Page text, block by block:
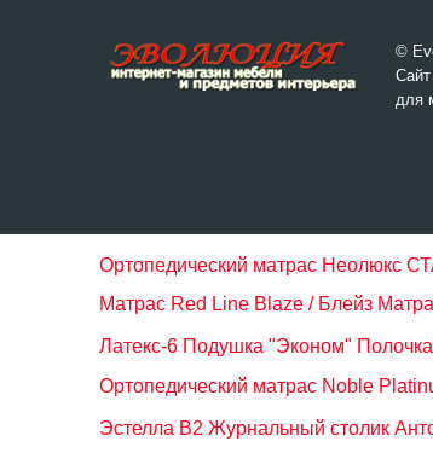
©
для
Ортопедический матрас Неолюкс
Матрас Red Line Blaze / Блейз
Латекс-6 Подушка "Эконом"
Ортопедический матрас Noble
Эстелла В2 Журнальный столик